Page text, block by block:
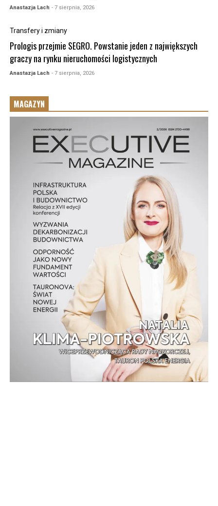
Anastazja Lach - 7 sierpnia, 2026
Transfery i zmiany
Prologis przejmie SEGRO. Powstanie jeden z największych
graczy na rynku nieruchomości logistycznych
Anastazja Lach - 7 sierpnia, 2026
MAGAZYN